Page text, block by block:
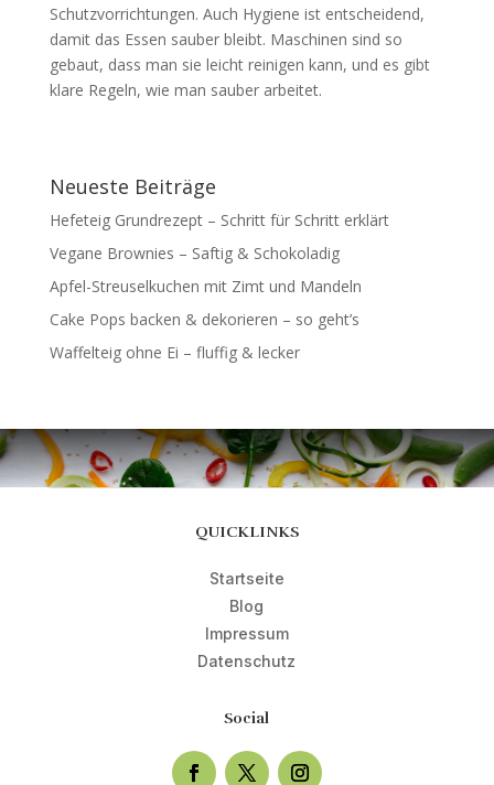
Schutzvorrichtungen. Auch Hygiene ist entscheidend,
damit das Essen sauber bleibt. Maschinen sind so
gebaut, dass man sie leicht reinigen kann, und es gibt
klare Regeln, wie man sauber arbeitet.
Neueste Beiträge
Hefeteig Grundrezept – Schritt für Schritt erklärt
Vegane Brownies – Saftig & Schokoladig
Apfel-Streuselkuchen mit Zimt und Mandeln
Cake Pops backen & dekorieren – so geht’s
Waffelteig ohne Ei – fluffig & lecker
QUICKLINKS
Startseite
Blog
Impressum
Datenschutz
Social